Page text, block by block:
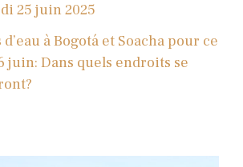
25 juin 2025
d’eau à Bogotá et Soacha pour ce
juin: Dans quels endroits se